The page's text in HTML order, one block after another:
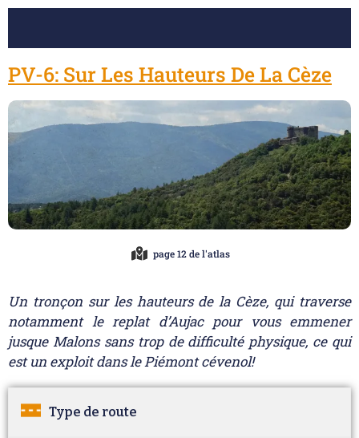
PV-6: Sur Les Hauteurs De La Cèze
page 12 de l'atlas
Un tronçon sur les hauteurs de la Cèze, qui traverse
notamment le replat d’Aujac pour vous emmener
jusque Malons sans trop de difficulté physique, ce qui
est un exploit dans le Piémont cévenol!
Type de route